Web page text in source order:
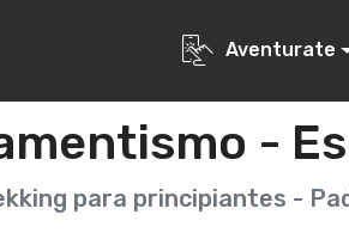
Aventurate
-
para principiantes -